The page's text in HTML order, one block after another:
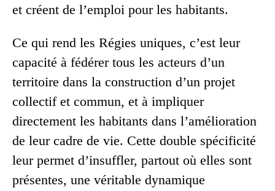
et créent de l’emploi pour les habitants.
Ce qui rend les Régies uniques, c’est leur
capacité à fédérer tous les acteurs d’un
territoire dans la construction d’un projet
collectif et commun, et à impliquer
directement les habitants dans l’amélioration
de leur cadre de vie. Cette double spécificité
leur permet d’insuffler, partout où elles sont
présentes, une véritable dynamique